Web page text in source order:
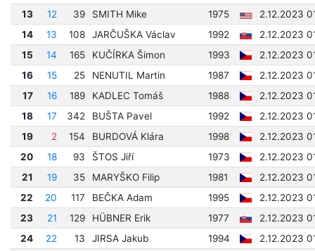
13
12 39 SMITH Mike 1975
2.12.2023
14
13 108 JARČUŠKA Václav 1992
2.12.2023
15
14 165 KUČÍRKA Šimon 1993
2.12.2023
16
15 25 NENUTIL Martin 1987
2.12.2023
17
16 189 KADLEC Tomáš 1988
2.12.2023
18
17 342 BUŠTA Pavel 1992
2.12.2023
19
2 154 BURDOVÁ Klára 1998
2.12.2023
20
18 93 ŠTOS Jiří 1973
2.12.2023
21
19 35 MARYŠKO Filip 1981
2.12.2023
22
20 117 BEČKA Adam 1995
2.12.2023
23
21 129 HÜBNER Erik 1977
2.12.2023
24
22 13 JIRSA Jakub 1994
2.12.2023